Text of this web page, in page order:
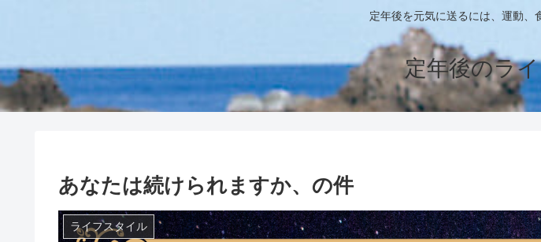
定年後を元気に送るには、運動、
定年後のラ
あなたは続けられますか、の件
ライフスタイル